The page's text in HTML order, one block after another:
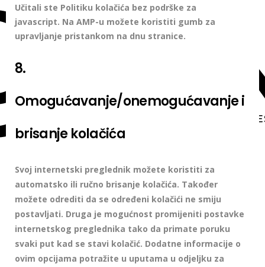
Učitali ste Politiku kolačića bez podrške za
javascript. Na AMP-u možete koristiti gumb za
upravljanje pristankom na dnu stranice.
8.
Omogućavanje/onemogućavanje i
brisanje kolačića
Svoj internetski preglednik možete koristiti za
automatsko ili ručno brisanje kolačića. Također
možete odrediti da se određeni kolačići ne smiju
postavljati. Druga je mogućnost promijeniti postavke
internetskog preglednika tako da primate poruku
svaki put kad se stavi kolačić. Dodatne informacije o
ovim opcijama potražite u uputama u odjeljku za